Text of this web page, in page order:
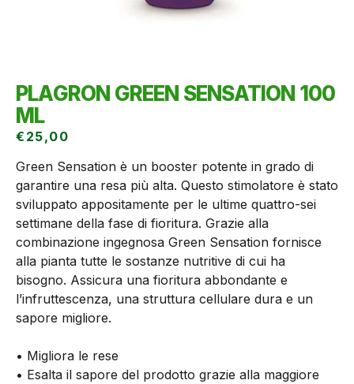
PLAGRON GREEN SENSATION 100
ML
€ 25,00
Green Sensation è un booster potente in grado di
garantire una resa più alta. Questo stimolatore è stato
sviluppato appositamente per le ultime quattro-sei
settimane della fase di fioritura. Grazie alla
combinazione ingegnosa Green Sensation fornisce
alla pianta tutte le sostanze nutritive di cui ha
bisogno. Assicura una fioritura abbondante e
l’infruttescenza, una struttura cellulare dura e un
sapore migliore.
• Migliora le rese
• Esalta il sapore del prodotto grazie alla maggiore